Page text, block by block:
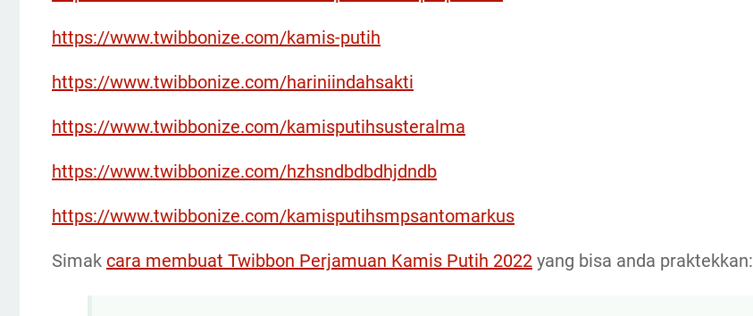
https://www.twibbonize.com/kamis-putih
https://www.twibbonize.com/hariniindahsakti
https://www.twibbonize.com/kamisputihsusteralma
https://www.twibbonize.com/hzhsndbdbdhjdndb
https://www.twibbonize.com/kamisputihsmpsantomarkus
Simak cara membuat Twibbon Perjamuan Kamis Putih 2022 yang bisa anda praktekkan: